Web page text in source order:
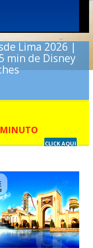
Lima 2026 |
min de Disney
CLICK AQUI